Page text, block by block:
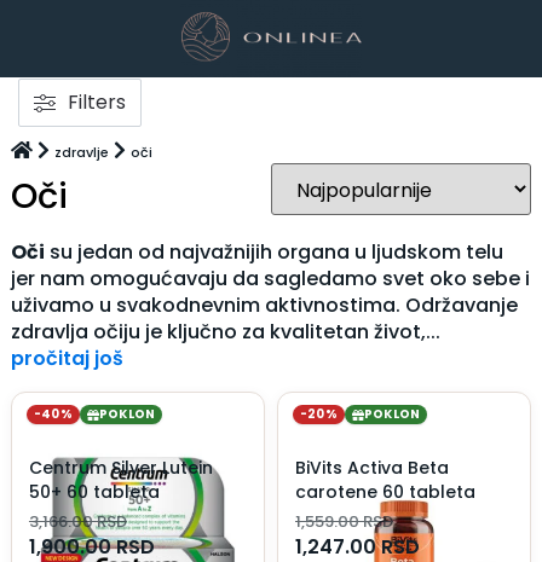
Filters
zdravlje oči
Oči
Oči su jedan od najvažnijih organa u ljudskom telu
jer nam omogućavaju da sagledamo svet oko sebe i
uživamo u svakodnevnim aktivnostima. Održavanje
zdravlja očiju je ključno za kvalitetan život,...
pročitaj još
-40% POKLON
Centrum Silver Lutein
50+ 60 tableta
3,166.00RSD
1,900.00RSD
-20% POKLON
BiVits Activa Beta
carotene 60 tableta
1,559.00RSD
1,247.00RSD